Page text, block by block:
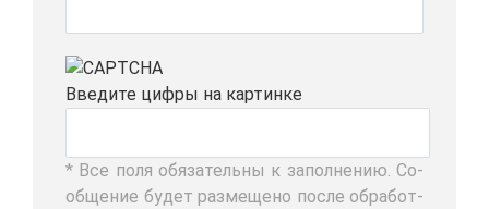
Вве­ди­те циф­ры на кар­тин­ке
* Все по­ля обя­за­тель­ны к за­пол­не­нию. Со­
об­ще­ние бу­дет раз­ме­ще­но по­сле об­ра­бот­